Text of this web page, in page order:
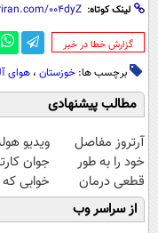
لینک کوتاه:
‌گزارش خطا در خبر
برچسب ها: خوزستان ، هوای
مطالب پیشنهادی
آرتروز مفاصل
خود را به طور
قطعی درمان
کنید!
◗پرسش‌نامه◖
ویدیو
جوان
خوابی که
آموزش
از سراسر وب